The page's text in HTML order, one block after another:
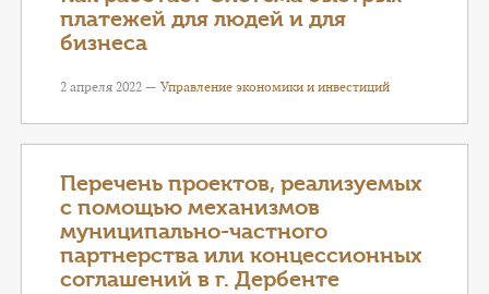
платежей для людей и для
бизнеса
2 апреля 2022 — Управление экономики и инвестиций
Перечень проектов, реализуемых
с помощью механизмов
муниципально-частного
партнерства или концессионных
соглашений в г. Дербенте